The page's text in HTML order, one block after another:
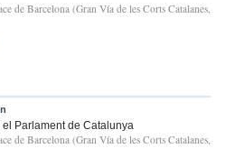
de Barcelona (Gran Vía de les Corts Catalanes,
Parlament de Catalunya
de Barcelona (Gran Vía de les Corts Catalanes,